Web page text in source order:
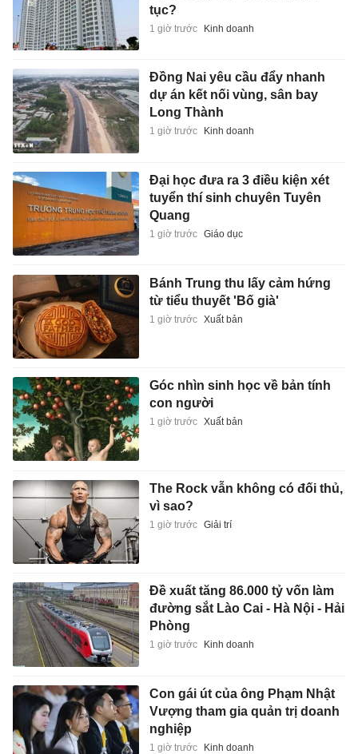
tục?
1 giờ trước Kinh doanh
Đồng Nai yêu cầu đẩy nhanh
dự án kết nối vùng, sân bay
Long Thành
1 giờ trước Kinh doanh
Đại học đưa ra 3 điều kiện xét
tuyển thí sinh chuyên Tuyên
Quang
1 giờ trước Giáo dục
Bánh Trung thu lấy cảm hứng
từ tiểu thuyết 'Bố già'
1 giờ trước Xuất bản
Góc nhìn sinh học về bản tính
con người
1 giờ trước Xuất bản
The Rock vẫn không có đối thủ,
vì sao?
1 giờ trước Giải trí
Đề xuất tăng 86.000 tỷ vốn làm
đường sắt Lào Cai - Hà Nội - Hải
Phòng
1 giờ trước Kinh doanh
Con gái út của ông Phạm Nhật
Vượng tham gia quản trị doanh
nghiệp
1 giờ trước Kinh doanh